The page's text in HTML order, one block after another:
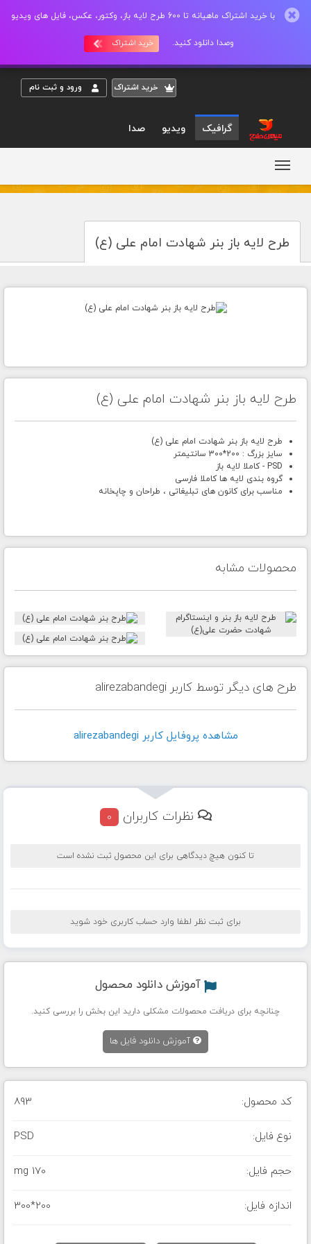
با خرید اشتراک ماهیانه تا 600 طرح لایه باز، وکتور، عکس، فایل های ویدیو
وصدا دانلود کنید. خرید اشتراک
خريد اشتراک ورود و ثبت نام
گرافیک ویدیو صدا
طرح لایه باز بنر شهادت امام علی (ع)
طرح لایه باز بنر شهادت امام علی (ع)
طرح لایه باز بنر شهادت امام علی (ع)
سایز بزرگ : 200*300 سانتیمتر
PSD - کاملا لایه باز
گروه بندی لایه ها کاملا فارسی
مناسب برای کانون های تبلیغاتی ، طراحان و چاپخانه
محصولات مشابه
طرح های دیگر توسط کاربر alirezabandegi
مشاهده پروفايل کاربر alirezabandegi
نظرات کاربران 0
تا کنون هیچ دیدگاهی برای این محصول ثبت نشده است
برای ثبت نظر لطفا وارد حساب کاربری خود شوید
آموزش دانلود محصول
چنانچه برای دریافت محصولات مشکلی دارید این بخش را بررسی کنید.
آموزش دانلود فایل ها
کد محصول: 893
نوع فایل: PSD
حجم فایل: 170 mg
اندازه فایل: 300*200